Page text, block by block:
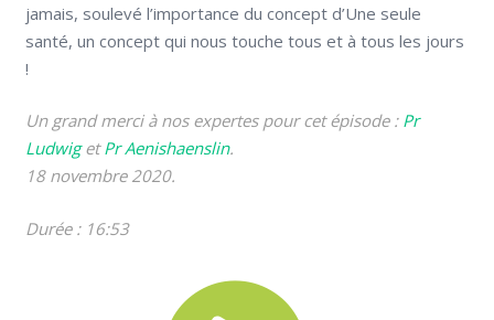
jamais, soulevé l’importance du concept d’Une seule
santé, un concept qui nous touche tous et à tous les jours
!
Un grand merci à nos expertes pour cet épisode : Pr
LudwigetPr Aenishaenslin.
18 novembre 2020.
Durée : 16:53